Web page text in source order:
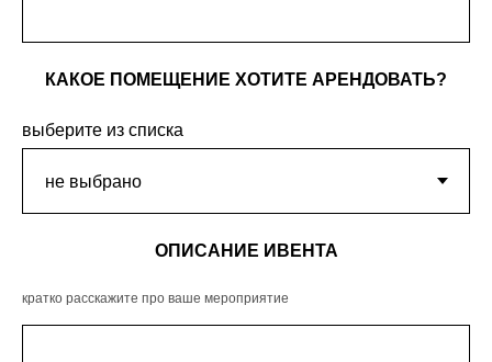
КАКОЕ ПОМЕЩЕНИЕ ХОТИТЕ АРЕНДОВАТЬ?
выберите из списка
ОПИСАНИЕ ИВЕНТА
кратко расскажите про ваше мероприятие